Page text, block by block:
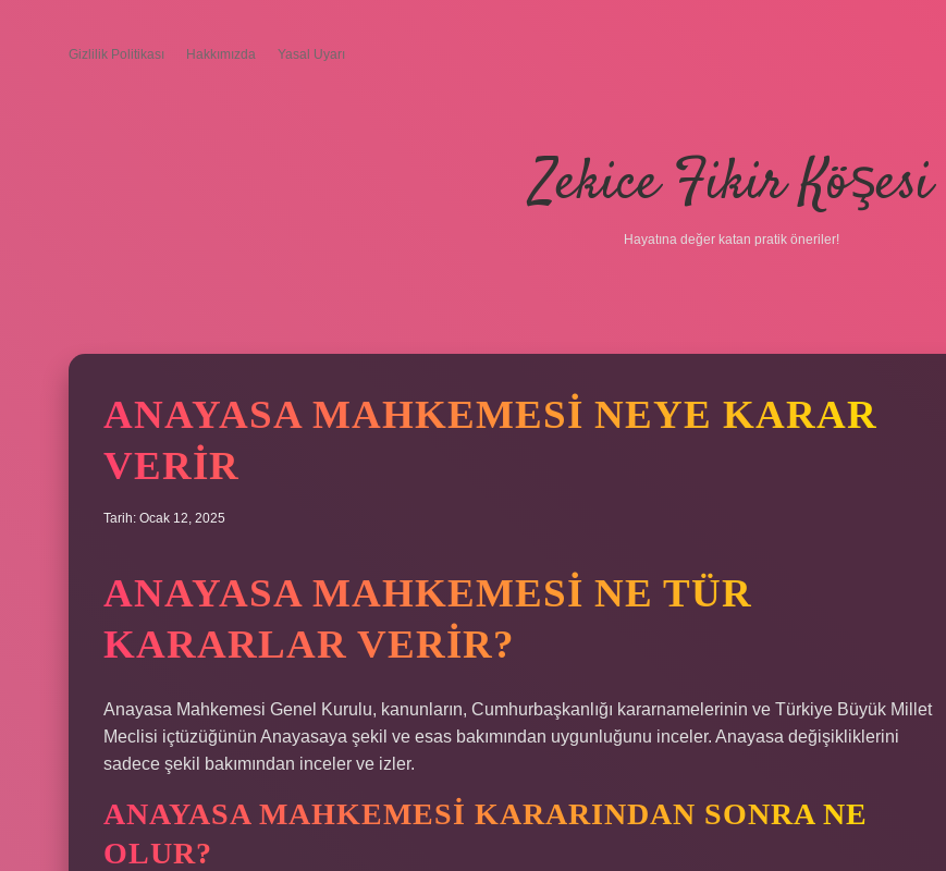
Gizlilik Politikası Hakkımızda Yasal Uyarı
Zekice Fikir Köşesi
Hayatına değer katan pratik öneriler!
ANAYASA MAHKEMESI NEYE KARAR
VERIR
Tarih: Ocak 12, 2025
ANAYASA MAHKEMESI NE TÜR
KARARLAR VERIR?
Anayasa Mahkemesi Genel Kurulu, kanunların, Cumhurbaşkanlığı kararnamelerinin ve Türkiye Büyük Millet
Meclisi içtüzüğünün Anayasaya şekil ve esas bakımından uygunluğunu inceler. Anayasa değişikliklerini
sadece şekil bakımından inceler ve izler.
ANAYASA MAHKEMESI KARARINDAN SONRA NE
OLUR?